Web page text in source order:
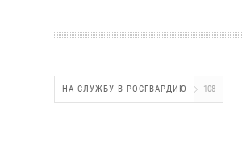
НА СЛУЖБУ В РОСГВАРДИЮ 108